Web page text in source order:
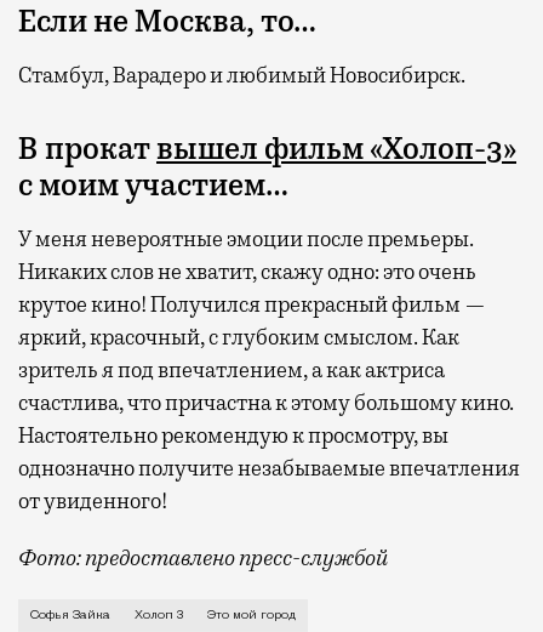
Если не Москва, то…
Стамбул, Варадеро и любимый Новосибирск.
В прокатвышел фильм «Холоп-3»
с моим участием…
У меня невероятные эмоции после премьеры.
Никаких слов не хватит, скажу одно: это очень
крутое кино! Получился прекрасный фильм —
яркий, красочный, с глубоким смыслом. Как
зритель я под впечатлением, а как актриса
счастлива, что причастна к этому большому кино.
Настоятельно рекомендую к просмотру, вы
однозначно получите незабываемые впечатления
от увиденного!
Фото: предоставлено пресс-службой
О любви к природе и району Сокол, русском духе
Софья Зайка Холоп 3 Это мой город